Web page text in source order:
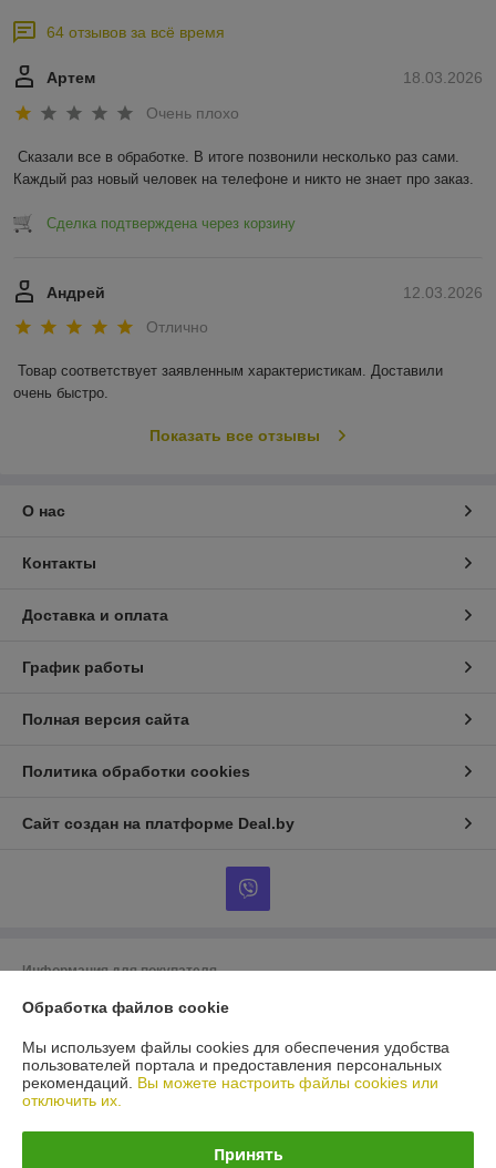
64 отзывов за всё время
18.03.2026
Артем
Очень плохо
Сказали все в обработке. В итоге позвонили несколько раз сами.
Каждый раз новый человек на телефоне и никто не знает про заказ.
Сделка подтверждена через корзину
12.03.2026
Андрей
Отлично
Товар соответствует заявленным характеристикам. Доставили
очень быстро.
Показать все отзывы
О нас
Контакты
Доставка и оплата
График работы
Полная версия сайта
Политика обработки cookies
Сайт создан на платформе Deal.by
Информация для покупателя
Юридическое лицо:ООО «БигВал»
Регистрационный номер ЕГР: 193084737
УНП: 193084737
Регистрационный орган: Минский горисполком
Дата регистрации компании: 28.05.2018
Обработка файлов cookie
Мы используем файлы cookies для обеспечения удобства
пользователей портала и предоставления персональных
рекомендаций. Вы можете настроить файлы cookies или
отключить их.
Принять